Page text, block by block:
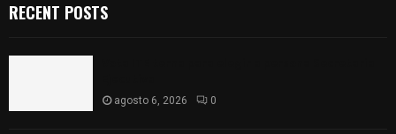
RECENT POSTS
agosto 6, 2026 0